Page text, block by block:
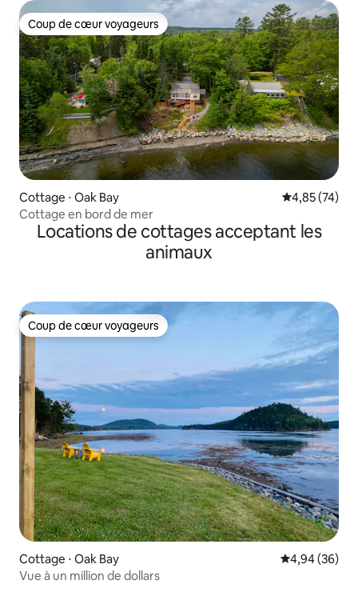
Coup de cœur voyageurs
Coup de cœur voyageurs
Cottage ⋅ Oak Bay Évaluation
4,85 (74)
Cottage en bord de mer
Locations de cottages acceptant les
animaux
Coup de cœur voyageurs
Coup de cœur voyageurs
Cottage ⋅ Oak Bay Évaluation
4,94 (36)
Vue à un million de dollars